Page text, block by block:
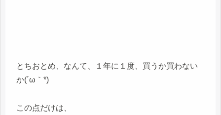
とちおとめ、なんて、１年に１度、買うか買わない
か(´ω｀*)
この点だけは、